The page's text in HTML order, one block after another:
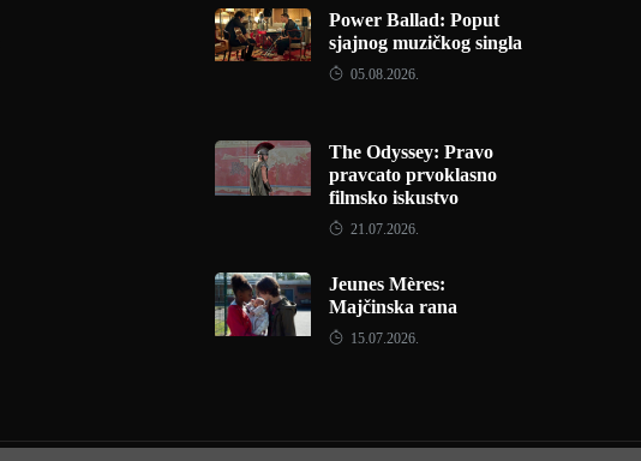
Power Ballad: Poput
sjajnog muzičkog singla
05.08.2026.
The Odyssey: Pravo
pravcato prvoklasno
filmsko iskustvo
21.07.2026.
Jeunes Mères:
Majčinska rana
15.07.2026.